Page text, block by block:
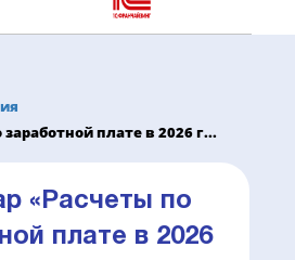
плате в 2026 г...
«Расчеты по
плате в 2026